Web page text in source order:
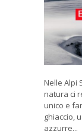
Nelle Alpi
natura ci
unico e
ghiaccio,
azzurre...